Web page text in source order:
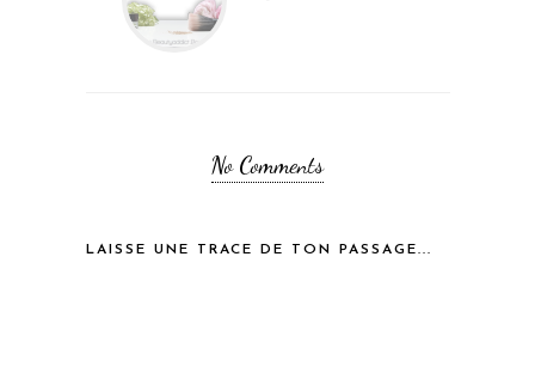
No Comments
LAISSE UNE TRACE DE TON PASSAGE...